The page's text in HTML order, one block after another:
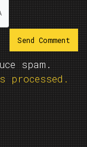
spam.
processed.